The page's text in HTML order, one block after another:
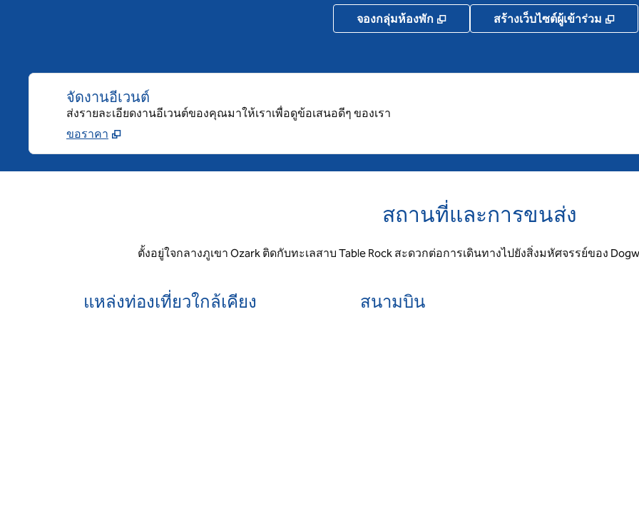
จองกลุ่มห้องพัก , เปิดแท็บใหม่สร้างเว็บไซต์ผู้เข้าร่วม ,
จัดงานอีเวนต์
ส่งรายละเอียดงานอีเวนต์ของคุณมาให้เราเพื่อดูข้อเสนอดีๆ ของเรา
ขอราคา
สถานที่และการขนส่ง
ตั้งอยู่ใจกลางภูเขา Ozark ติดกับทะเลสาบ Table Rock สะดวกต่อการเดินทางไปยังสิ่งมหัศจรรย์ของ
แหล่งท่องเที่ยวใกล้เคียง สนามบิน